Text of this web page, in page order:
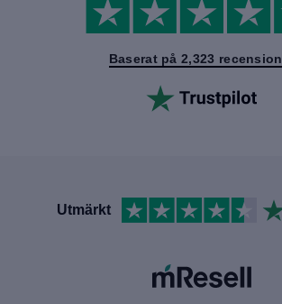
Baserat på 2,323
Utmärkt